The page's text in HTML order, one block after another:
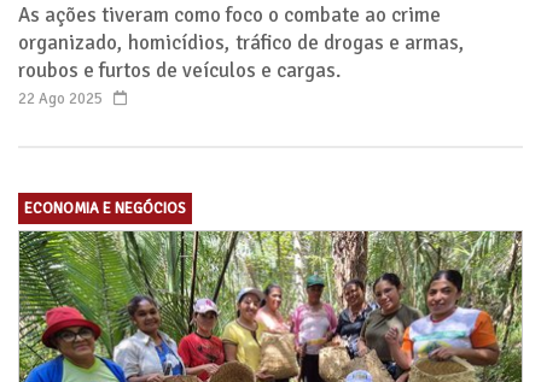
As ações tiveram como foco o combate ao crime
organizado, homicídios, tráfico de drogas e armas,
roubos e furtos de veículos e cargas.
22 Ago 2025
ECONOMIA E NEGÓCIOS